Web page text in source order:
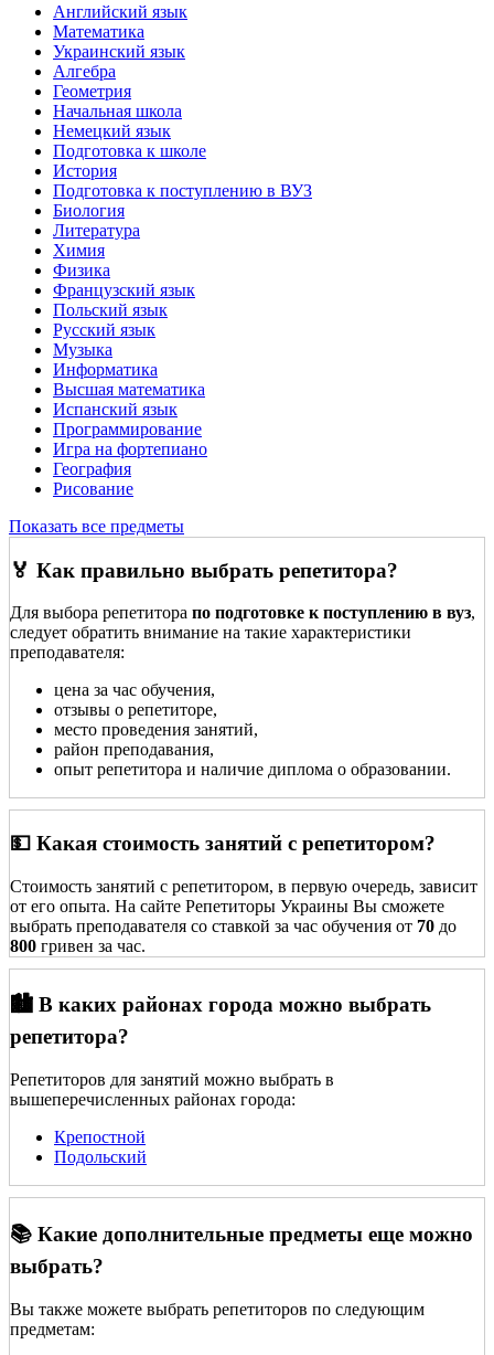
Английский язык
Математика
Украинский язык
Алгебра
Геометрия
Начальная школа
Немецкий язык
Подготовка к школе
История
Подготовка к поступлению в ВУЗ
Биология
Литература
Химия
Физика
Французский язык
Польский язык
Русский язык
Музыка
Информатика
Высшая математика
Испанский язык
Программирование
Игра на фортепиано
География
Рисование
Показать все предметы
🏅 Как правильно выбрать репетитора?
Для выбора репетитора по подготовке к поступлению в вуз,
следует обратить внимание на такие характеристики
преподавателя:
цена за час обучения,
отзывы о репетиторе,
место проведения занятий,
район преподавания,
опыт репетитора и наличие диплома о образовании.
💵 Какая стоимость занятий с репетитором?
Стоимость занятий с репетитором, в первую очередь, зависит
от его опыта. На сайте Репетиторы Украины Вы сможете
выбрать преподавателя со ставкой за час обучения от 70 до
800 гривен за час.
🏙️ В каких районах города можно выбрать
репетитора?
Репетиторов для занятий можно выбрать в
вышеперечисленных районах города:
Крепостной
Подольский
📚 Какие дополнительные предметы еще можно
выбрать?
Вы также можете выбрать репетиторов по следующим
предметам: